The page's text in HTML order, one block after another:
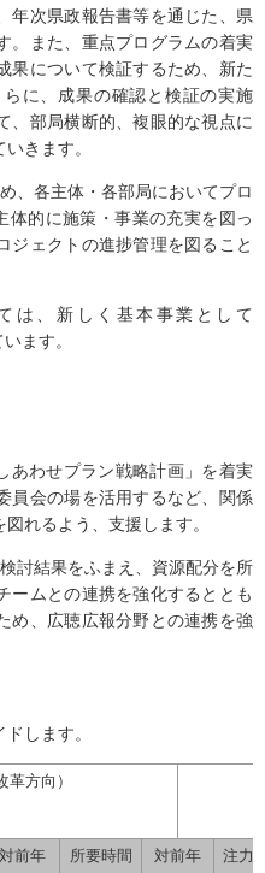
年次県政報告書等を通じた、県
。また、重点プログラムの着実
果について検証するため、新た
に、成果の確認と検証の実施
、部局横断的、複眼的な視点に
きます。
、各主体・各部局においてプロ
体的に施策・事業の充実を図っ
ジェクトの進捗管理を図ること
は、新しく基本事業として
ます。
あわせプラン戦略計画」を着実
員会の場を活用するなど、関係
れるよう、支援します。
討結果をふまえ、資源配分を所
ームとの連携を強化するととも
め、広聴広報分野との連携を強
します。
方向）
対前年 所要時間 対前年 注力